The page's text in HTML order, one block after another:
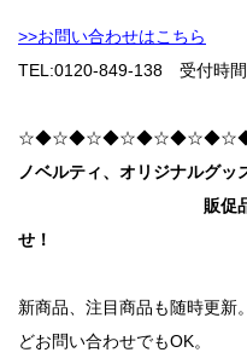
>>お問い合わせはこちら
TEL:0120-849-138 受付時
ノベルティ、オリジナルグッ
販促品は実績豊
せ！
新商品、注目商品も随時更新
どお問い合わせでもOK。